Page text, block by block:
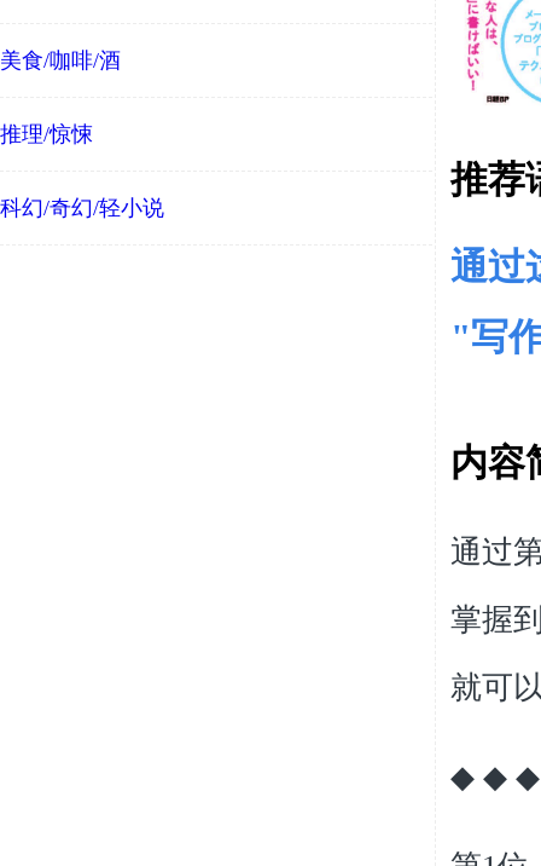
美食/咖啡/酒
推理/惊悚
科幻/奇幻/轻小说
推荐
通过
"写
内容
通过
掌握
就可
◆ ◆